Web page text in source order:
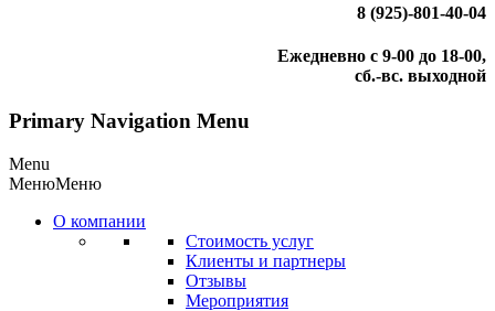
8 (925)-801-40-04
Ежедневно с 9-00 до 18-00,
сб.-вс. выходной
Primary Navigation Menu
Menu
МенюМеню
О компании
Стоимость услуг
Клиенты и партнеры
Отзывы
Мероприятия